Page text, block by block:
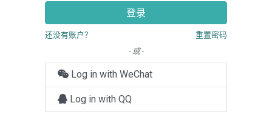
登录
还没有账户？
重置密码
- 或 -
Log in with WeChat
Log in with QQ